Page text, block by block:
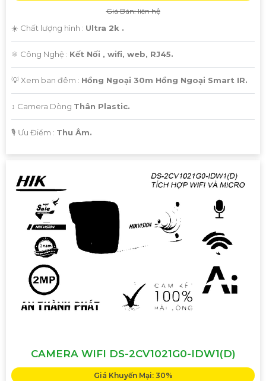
Giá Bán: liên hệ
☀️ Chất lượng hình : Ultra 2k .
⚛️ Công Nghệ : Kết Nối , wifi, web, RJ45.
💡 Xem ban đêm : Hồng Ngoại 30m Hồng Ngoại Smart IR.
↕️ Camera Dòng Thân Plastic.
️🎙 Ưu Điểm : Thu Âm.
CAMERA WIFI DS-2CV1021G0-IDW1(D)
Giá Khuyến Mại: 30%